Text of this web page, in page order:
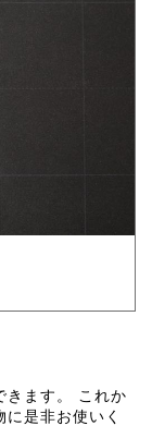
きます。 これか
是非お使いく